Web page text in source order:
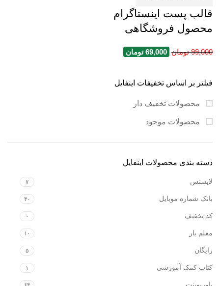
فیلتر بر اساس تخفیفات اینفایل
محصولات تخفیف دار
محصولات موجود
دسته بندی محصولات اینفایل
لایسنس ۷
بانک شماره موبایل ۳۰
کد تخفیف ۰
معلم یار ۱۰
رایگان ۵
کتاب کمک آموزشی ۱
پاورپوینت
قالب پست اینستاگرام
محصول فروشگاهی
99,000 تومان 69,000 تومان